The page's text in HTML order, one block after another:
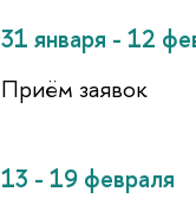
31 января - 12
Приём заявок
13 - 19 февраля